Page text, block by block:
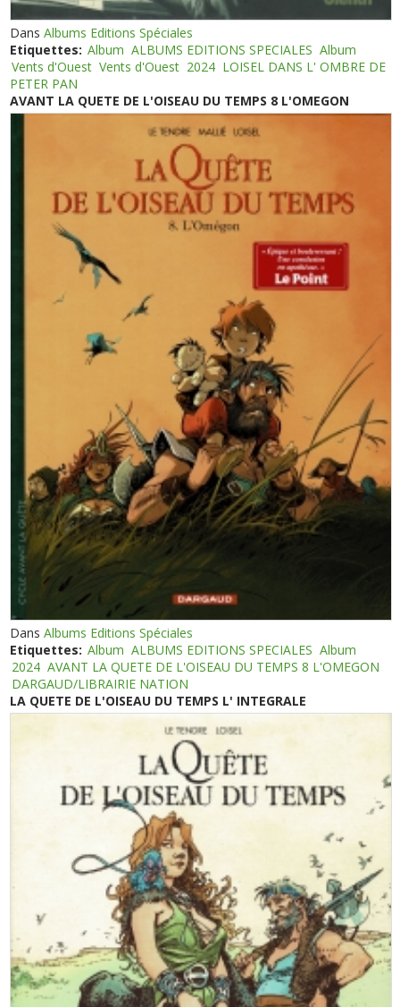
DansAlbums Editions Spéciales
Etiquettes: Album ALBUMS EDITIONS SPECIALES Album
Vents d'Ouest Vents d'Ouest 2024 LOISEL DANS L' OMBRE DE
PETER PAN
AVANT LA QUETE DE L'OISEAU DU TEMPS 8 L'OMEGON
DansAlbums Editions Spéciales
Etiquettes: Album ALBUMS EDITIONS SPECIALES Album
2024 AVANT LA QUETE DE L'OISEAU DU TEMPS 8 L'OMEGON
DARGAUD/LIBRAIRIE NATION
LA QUETE DE L'OISEAU DU TEMPS L' INTEGRALE